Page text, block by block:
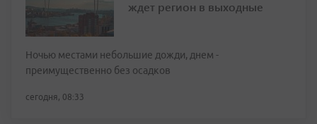
ждет регион в выходные
Ночью местами небольшие дожди, днем -
преимущественно без осадков
сегодня, 08:33